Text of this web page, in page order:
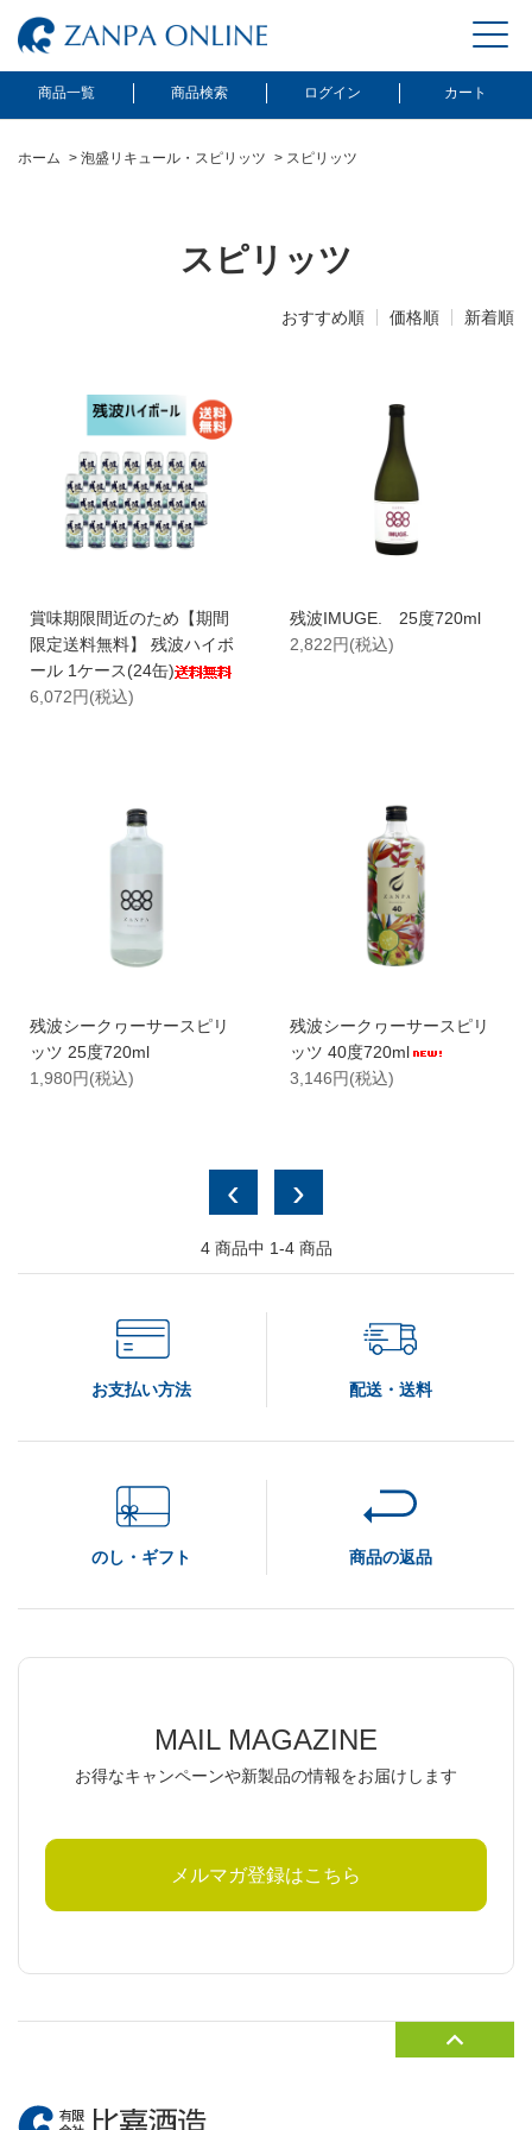
商品一覧 商品検索 ログイン カート
ホーム > 泡盛リキュール・スピリッツ > スピリッツ
スピリッツ
おすすめ順 価格順 新着順
賞味期限間近のため【期間
限定送料無料】 残波ハイボ
ール 1ケース(24缶)
6,072円(税込)
残波IMUGE. 25度720ml
2,822円(税込)
残波シークヮーサースピリ
ッツ 25度720ml
1,980円(税込)
残波シークヮーサースピリ
ッツ 40度720ml
3,146円(税込)
‹ ›
4 商品中 1-4 商品
お支払い方法 配送・送料
のし・ギフト 商品の返品
MAIL MAGAZINE
お得なキャンペーンや新製品の情報をお届けします
メルマガ登録はこちら